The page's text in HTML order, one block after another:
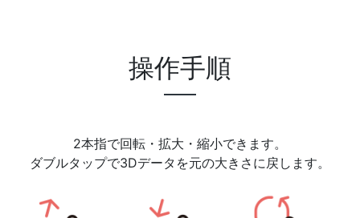
操作手順
2本指で回転・拡大・縮小できます。
ダブルタップで3Dデータを元の大きさに戻します。